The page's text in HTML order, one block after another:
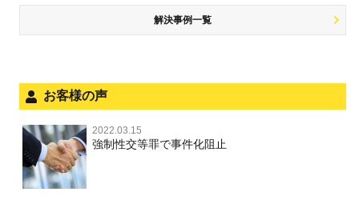
風営法・風適法違反
文書偽造・偽造文書行使
犯罪収益移転防止法違反
ストーカー事件
銃刀法違反
児童虐待・保護責任者遺棄
文書偽造・偽造文書行使
不正競争防止法
法人と刑事事件（脱税関係，従業員逮捕，予防法務等）
解決事例一覧
お客様の声
2022.03.15
強制性交等罪で事件化阻止